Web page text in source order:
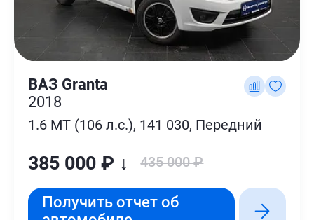
ВАЗ Granta
2018
1.6 MT (106 л.с.), 141 030, Передний
385 000 ₽ ↓ 435 000 ₽
Получить отчет об